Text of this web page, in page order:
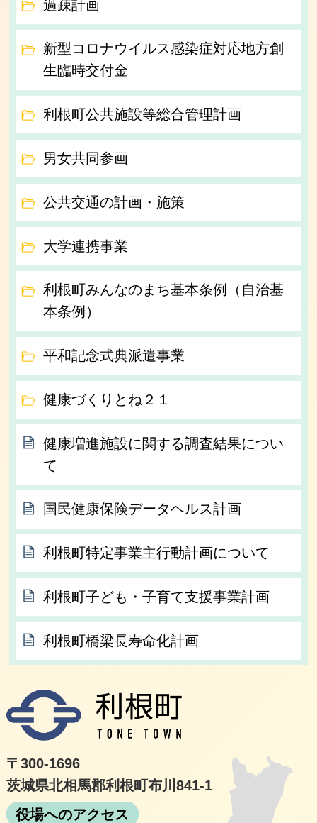
過疎計画
新型コロナウイルス感染症対応地方創
生臨時交付金
利根町公共施設等総合管理計画
男女共同参画
公共交通の計画・施策
大学連携事業
利根町みんなのまち基本条例（自治基
本条例）
平和記念式典派遣事業
健康づくりとね２１
健康増進施設に関する調査結果につい
て
国民健康保険データヘルス計画
利根町特定事業主行動計画について
利根町子ども・子育て支援事業計画
利根町橋梁長寿命化計画
〒300-1696
茨城県北相馬郡利根町布川841-1
役場へのアクセス